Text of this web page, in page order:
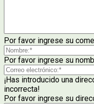
Por favor ingrese su
Por favor ingrese su
¡Has introducido una
incorrecta!
Por favor ingrese su